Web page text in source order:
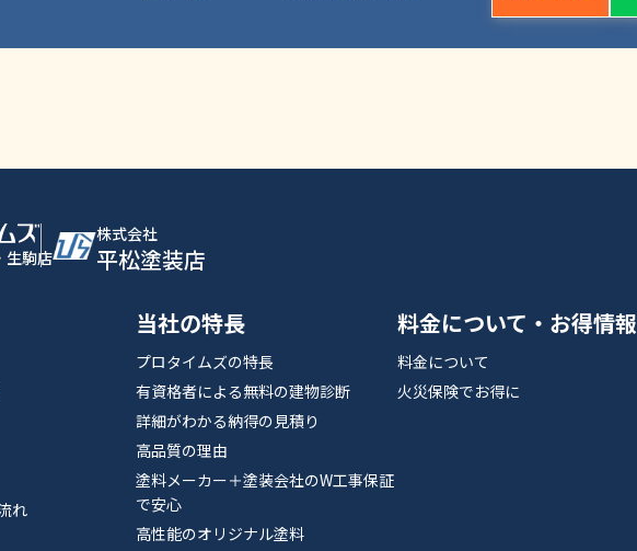
生駒店
株式会社
平松塗装店
れ
当社の特長
プロタイムズの特長
有資格者による無料の建物診断
詳細がわかる納得の見積り
高品質の理由
塗料メーカー＋塗装会社のW工事保証
で安心
高性能のオリジナル塗料
料金について・お得情報
料金について
火災保険でお得に